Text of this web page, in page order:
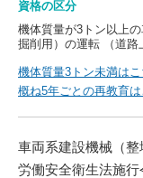
資格の区分
機体質量が3トン以上
掘削用）の運転 （道路
機体質量3トン未満はこ
概ね5年ごとの再教育は
車両系建設機械（整
労働安全衛生法施